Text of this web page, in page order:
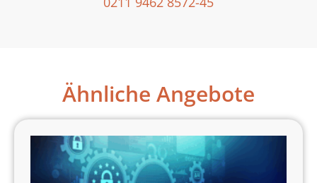
Ähnliche Angebote